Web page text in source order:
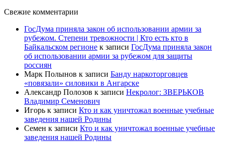
Свежие комментарии
ГосДума приняла закон об использовании армии за
рубежом. Степени тревожности | Кто есть кто в
Байкальском регионе к записи ГосДума приняла закон
об использовании армии за рубежом для защиты
россиян
Марк Полынов к записи Банду наркоторговцев
«повязали» силовики в Ангарске
Александр Полозов к записи Некролог: ЗВЕРЬКОВ
Владимир Семенович
Игорь к записи Кто и как уничтожал военные учебные
заведения нашей Родины
Семен к записи Кто и как уничтожал военные учебные
заведения нашей Родины